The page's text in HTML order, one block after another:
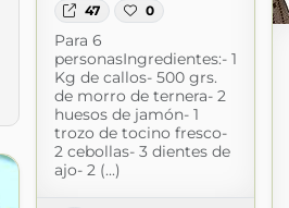
47 0
Para 6
personasIngredientes:- 1
Kg de callos- 500 grs.
de morro de ternera- 2
huesos de jamón- 1
trozo de tocino fresco-
2 cebollas- 3 dientes de
ajo- 2 (...)